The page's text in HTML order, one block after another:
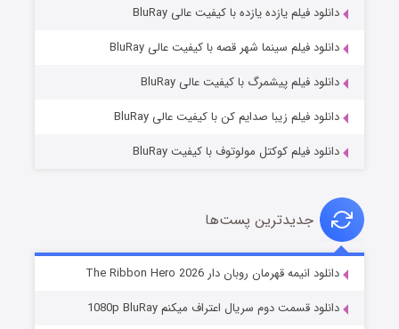
شوهر
دانلود فیلم یازده یازده با کیفیت عالی BluRay
دانلود فیلم سینما شهر قصه با کیفیت عالی BluRay
دانلود فیلم پیشمرگ با کیفیت عالی BluRay
دانلود فیلم زیبا صدایم کن با کیفیت عالی BluRay
دانلود فیلم کوکتل مولوتوف با کیفیت BluRay
جدیدترین پست‌ها
دانلود انیمه قهرمان روبان دار The Ribbon Hero 2026
دانلود قسمت دوم سریال اعتراف میکنم 1080p BluRay